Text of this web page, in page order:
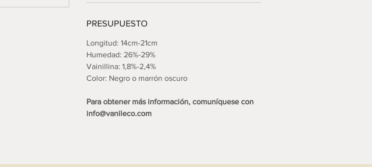
PRESUPUESTO
Longitud: 14cm-21cm
Humedad: 26%-29%
Vainillina: 1,8%-2,4%
Color: Negro o marrón oscuro
Para obtener más información, comuníquese con
info@vanileco.com